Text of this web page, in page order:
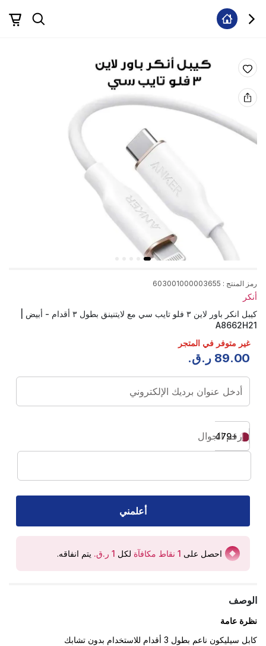
رمز المنتج :
603001000003655
أنكر
كيبل انكر باور لاين ٣ فلو تايب سي مع لايتنينق بطول ٣ أقدام - أبيض |
A8662H21
غير متوفر في المتجر
89.00 ر.ق.
أدخل عنوان برديك الإلكتروني
+974
رقم الجوال
أعلمني
احصل على 1 نقاط مكافآة لكل يتم انفاقه.
الوصف
نظرة عامة
كابل سيليكون ناعم بطول 3 أقدام للاستخدام بدون تشابك